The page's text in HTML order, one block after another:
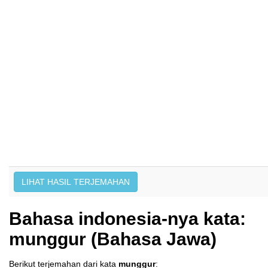
Bahasa indonesia-nya kata:
munggur (Bahasa Jawa)
Berikut terjemahan dari kata munggur: